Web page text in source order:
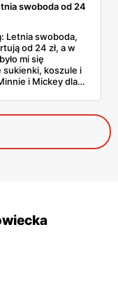
swoboda od 24
Letnia swoboda,
od 24 zł, a w
mi się
koszule i
i Mickey dla
drobiazgi w
wyłuskałam to, na
Pepco można